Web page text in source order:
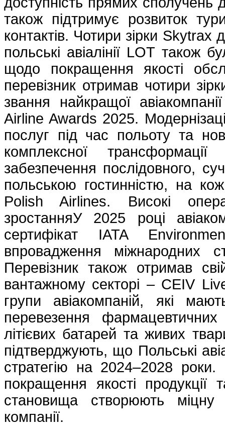
також підтримує розвиток
контактів. Чотири зірки Skytrax
польські авіалінії LOT також
щодо покращення якості
перевізник отримав чотири
звання найкращої
Airline Awards 2025.
послуг під час польоту та
комплексної
забезпечення послідовного,
польською гостинністю, на
Polish Airlines. Високі
зростанняУ 2025 році
сертифікат IATA
впровадження міжнародних
Перевізник також отримав
вантажному секторі – CEIV
групи авіакомпаній, які
перевезення
літієвих батарей та живих
підтверджують, що Польські
стратегію на 2024–2028
покращення якості продукції
становища створюють
компанії.